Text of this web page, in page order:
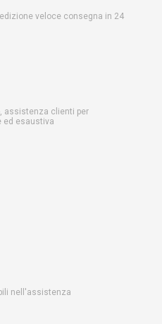
veloce consegna in 24
assistenza clienti per
ed esaustiva
nell'assistenza